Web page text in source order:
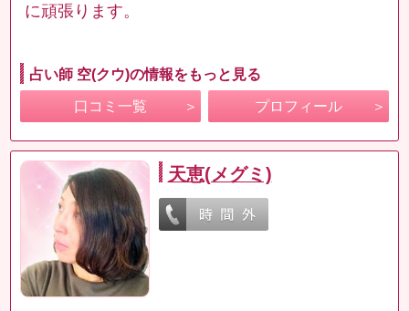
に頑張ります。
占い師 空(クウ)の情報をもっと見る
口コミ一覧 プロフィール
天恵(メグミ)